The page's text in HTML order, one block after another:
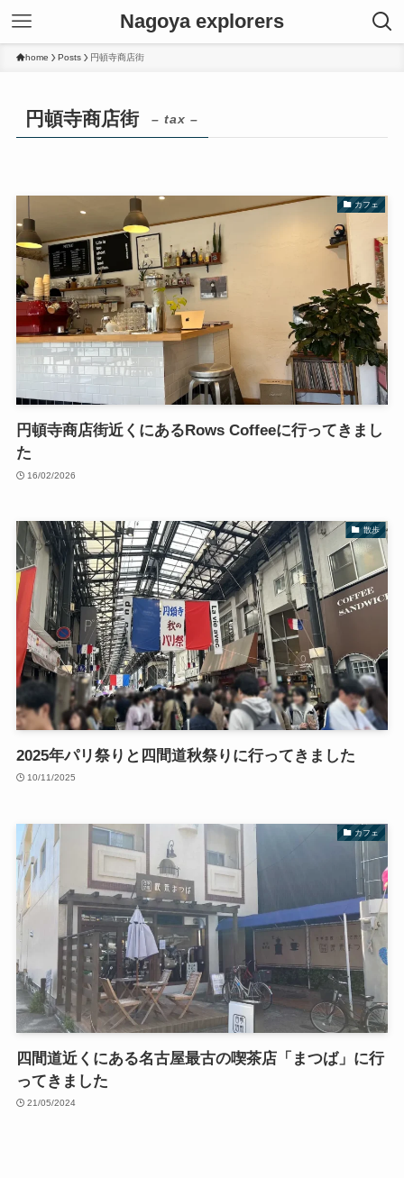
Nagoya explorers
home Posts 円頓寺商店街
円頓寺商店街 – tax –
カフェ
円頓寺商店街近くにあるRows Coffeeに行ってきまし
た
16/02/2026
散歩
2025年パリ祭りと四間道秋祭りに行ってきました
10/11/2025
カフェ
四間道近くにある名古屋最古の喫茶店「まつば」に行
ってきました
21/05/2024